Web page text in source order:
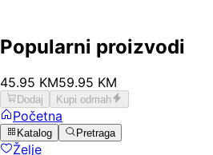
Popularni proizvodi
45.95 KM59.95 KM
Dodaj Kupi odmah
Početna
Katalog Pretraga
Želje